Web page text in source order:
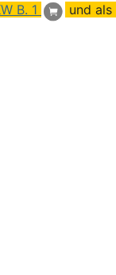
B. 1 und als